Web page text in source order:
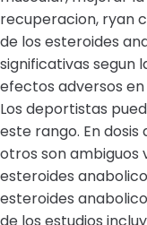
recuperacion, ryan
de los esteroides
significativas segun
efectos adversos en
Los deportistas
este rango. En
otros son ambiguos
esteroides
esteroides